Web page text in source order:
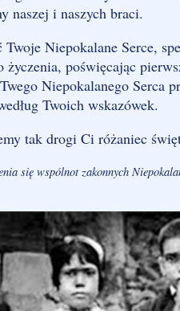
naszej i naszych braci.
Niepokalane Serce,
życzenia, poświęcając
Niepokalanego Serca
Twoich wskazówek.
tak drogi Ci różaniec
się wspólnot zakonnych